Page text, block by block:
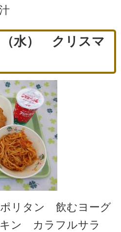
（水） クリスマ
リタン 飲むヨーグ
ン カラフルサラ